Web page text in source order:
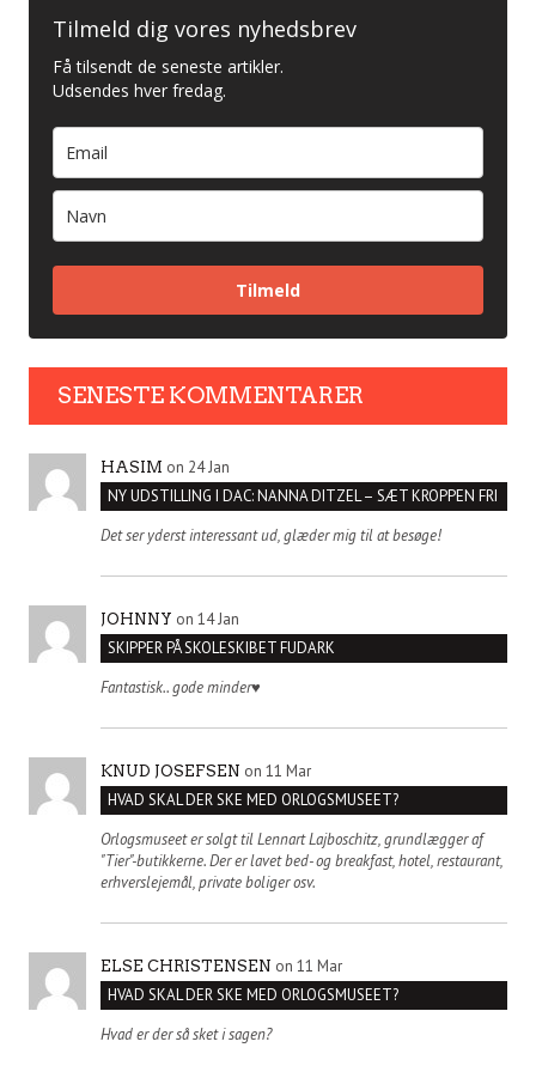
Tilmeld dig vores nyhedsbrev
Få tilsendt de seneste artikler.
Udsendes hver fredag.
Tilmeld
SENESTE KOMMENTARER
HASIM on 24 Jan
NY UDSTILLING I DAC: NANNA DITZEL – SÆT KROPPEN FRI
Det ser yderst interessant ud, glæder mig til at besøge!
JOHNNY on 14 Jan
SKIPPER PÅ SKOLESKIBET FUDARK
Fantastisk.. gode minder♥️
KNUD JOSEFSEN on 11 Mar
HVAD SKAL DER SKE MED ORLOGSMUSEET?
Orlogsmuseet er solgt til Lennart Lajboschitz, grundlægger af
"Tier"-butikkerne. Der er lavet bed- og breakfast, hotel, restaurant,
erhverslejemål, private boliger osv.
ELSE CHRISTENSEN on 11 Mar
HVAD SKAL DER SKE MED ORLOGSMUSEET?
Hvad er der så sket i sagen?